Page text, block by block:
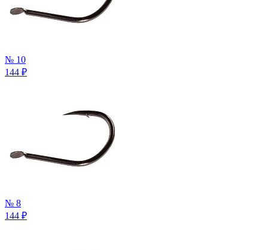
№ 10
144 ₽
№ 8
144 ₽